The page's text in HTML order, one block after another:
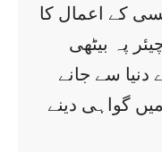
کے اعمال کا
پہ بیٹھی
سے جانے
گواہی دینے